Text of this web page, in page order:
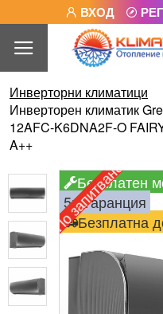
ВХОД
Инверторни климатици
Инверторен климатик
12AFC-K6DNA2F-O
A++
Безплатен
Безплатна
5г. гаранция
По запитване